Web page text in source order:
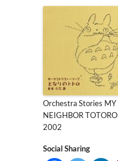
Orchestra Stories MY
NEIGHBOR TOTORO
2002
Social Sharing